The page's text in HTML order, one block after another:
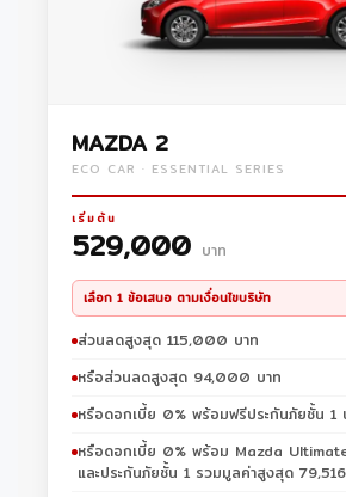
MAZDA 2
ECO CAR · ESSENTIAL SERIES
เริ่มต้น
529,000 บาท
เลือก 1 ข้อเสนอ ตามเงื่อนไขบริษัท
ส่วนลดสูงสุด 115,000 บาท
หรือส่วนลดสูงสุด 94,000 บาท
หรือดอกเบี้ย 0% พร้อมฟรีประกันภัยชั้น 1
หรือดอกเบี้ย 0% พร้อม Mazda
และประกันภัยชั้น 1 รวมมูลค่าสูงสุด